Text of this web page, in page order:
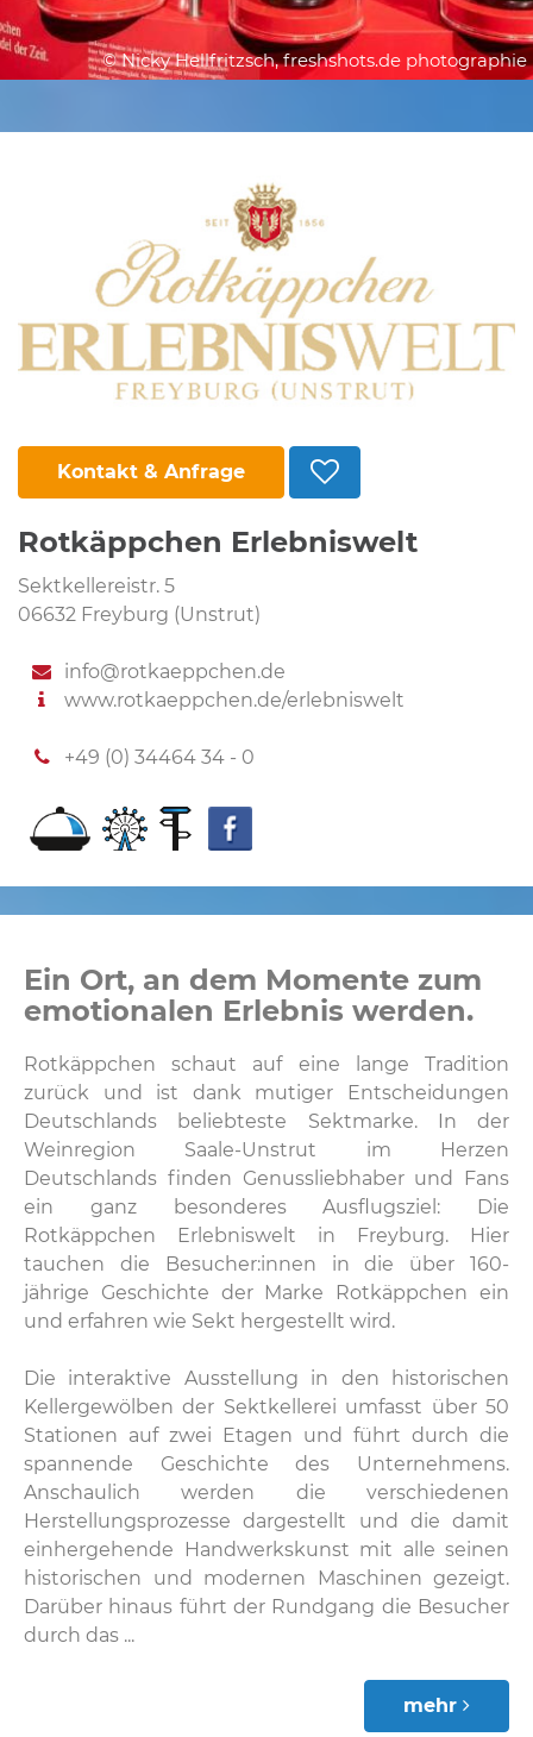
© Nicky Hellfritzsch, freshshots.de photographie
Kontakt & Anfrage
Rotkäppchen Erlebniswelt
Sektkellereistr. 5
06632 Freyburg (Unstrut)
info@rotkaeppchen.de
www.rotkaeppchen.de/erlebniswelt
+49 (0) 34464 34 - 0
Ein Ort, an dem Momente zum
emotionalen Erlebnis werden.
Rotkäppchen schaut auf eine lange Tradition
zurück und ist dank mutiger Entscheidungen
Deutschlands beliebteste Sektmarke. In der
Weinregion Saale-Unstrut im Herzen
Deutschlands finden Genussliebhaber und Fans
ein ganz besonderes Ausflugsziel: Die
Rotkäppchen Erlebniswelt in Freyburg. Hier
tauchen die Besucher:innen in die über 160-
jährige Geschichte der Marke Rotkäppchen ein
und erfahren wie Sekt hergestellt wird.
Die interaktive Ausstellung in den historischen
Kellergewölben der Sektkellerei umfasst über 50
Stationen auf zwei Etagen und führt durch die
spannende Geschichte des Unternehmens.
Anschaulich werden die verschiedenen
Herstellungsprozesse dargestellt und die damit
einhergehende Handwerkskunst mit alle seinen
historischen und modernen Maschinen gezeigt.
Darüber hinaus führt der Rundgang die Besucher
durch das ...
mehr